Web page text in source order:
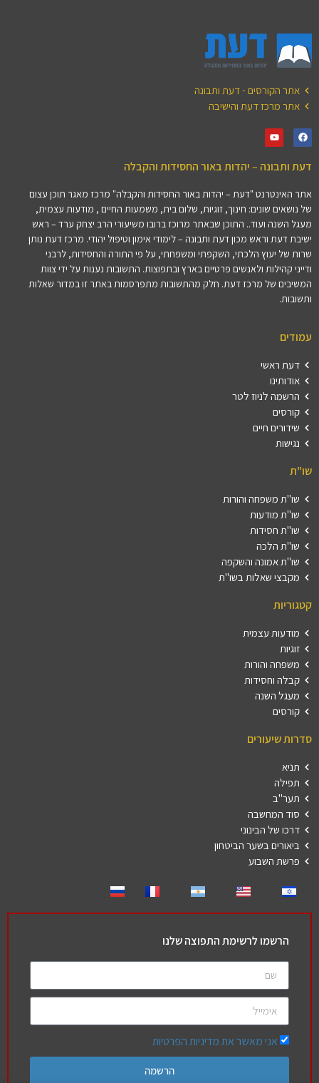
אתר הקורסים - דעת ותבונה
אתר מרכז דעת והישיבה
דעת ותבונה – יהדות באור החסידות והקבלה
אתר האינטרנט "דעת – יהדות באור החסידות והקבלה" מרכז מאגר תוכן עצום
של נושאים שונים: חינוך, זוגיות, שלום בית, משמעות החיים , מודעות עצמית,
מעגל השנה ועוד.. התוכן שבאתר מרוכז ברובו משיעורי הרב יצחק ערד – ראש
ישיבת דעת וראש מכון דעת ותבונה – לימודי אימון וטיפול יהודי. מרכז דעת נותן
שרות של יעוץ הלכתי, השקפתי ומשפחתי, על פי התורה והחסידות, לרבני
ודייני קהילות ולאנשים פרטיים בארץ ובתפוצות. התשובות נענות על ידי צוות
המשיבים של מרכז דעת. חלק מהתשובות מתפרסמות באתר זו במדור שאלות
ותשובות.
עמודים
דעת ראשי
אודותינו
הרשמה לניוז לטר
קורסים
שידורים חיים
נגישות
שו"ת
שו"ת משפחה והורות
שו"ת מודעות
שו"ת חסידות
שו"ת הלכה
שו"ת אמונה והשקפה
מקבצי שאלות בשו"ת
קטגוריות
מודעות עצמית
זוגיות
משפחה והורות
קבלה וחסידות
מעגל השנה
קורסים
סדרות שיעורים
תניא
תפילה
תער"ב
סוד המחשבה
דרכו של הבינוני
ביאורים בשער הביטחון
פרשת השבוע
הרשמו לרשימת התפוצה שלנו
אני מאשר את מדיניות הפרטיות
הרשמה